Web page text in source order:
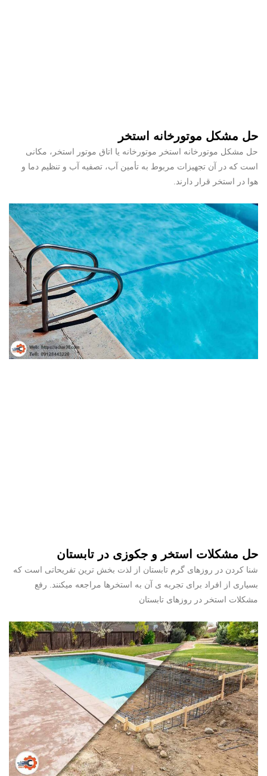
حل مشکل موتورخانه استخر
حل مشکل موتورخانه استخر موتورخانه یا اتاق موتور استخر، مکانی
است که در آن تجهیزات مربوط به تأمین آب، تصفیه آب و تنظیم دما و
هوا در استخر قرار دارند.
حل مشکلات استخر و جکوزی در تابستان
شنا کردن در روزهای گرم تابستان از لذت بخش ترین تفریحاتی است که
بسیاری از افراد برای تجربه ی آن به استخرها مراجعه میکنند. رفع
مشکلات استخر در روزهای تابستان